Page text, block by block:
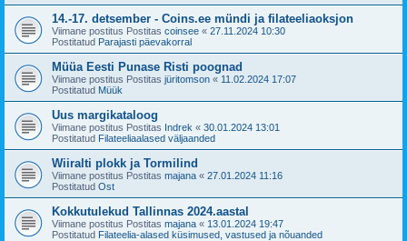
14.-17. detsember - Coins.ee mündi ja filateeliaoksjon
Viimane postitus Postitas coinsee « 27.11.2024 10:30
Postitatud Parajasti päevakorral
Müüa Eesti Punase Risti poognad
Viimane postitus Postitas jüritomson « 11.02.2024 17:07
Postitatud Müük
Uus margikataloog
Viimane postitus Postitas Indrek « 30.01.2024 13:01
Postitatud Filateeliaalased väljaanded
Wiiralti plokk ja Tormilind
Viimane postitus Postitas majana « 27.01.2024 11:16
Postitatud Ost
Kokkutulekud Tallinnas 2024.aastal
Viimane postitus Postitas majana « 13.01.2024 19:47
Postitatud Filateelia-alased küsimused, vastused ja nõuanded